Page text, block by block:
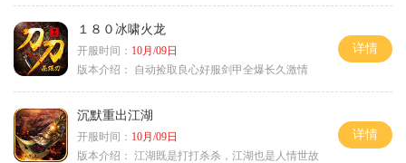
１８０冰啸火龙
开服时间： 10月/09日
版本介绍：
自动捡取良心好服剑甲全爆长久激情
详情
沉默重出江湖
开服时间： 10月/09日
版本介绍： 江湖既是打打杀杀，江湖也是人情世故
详情